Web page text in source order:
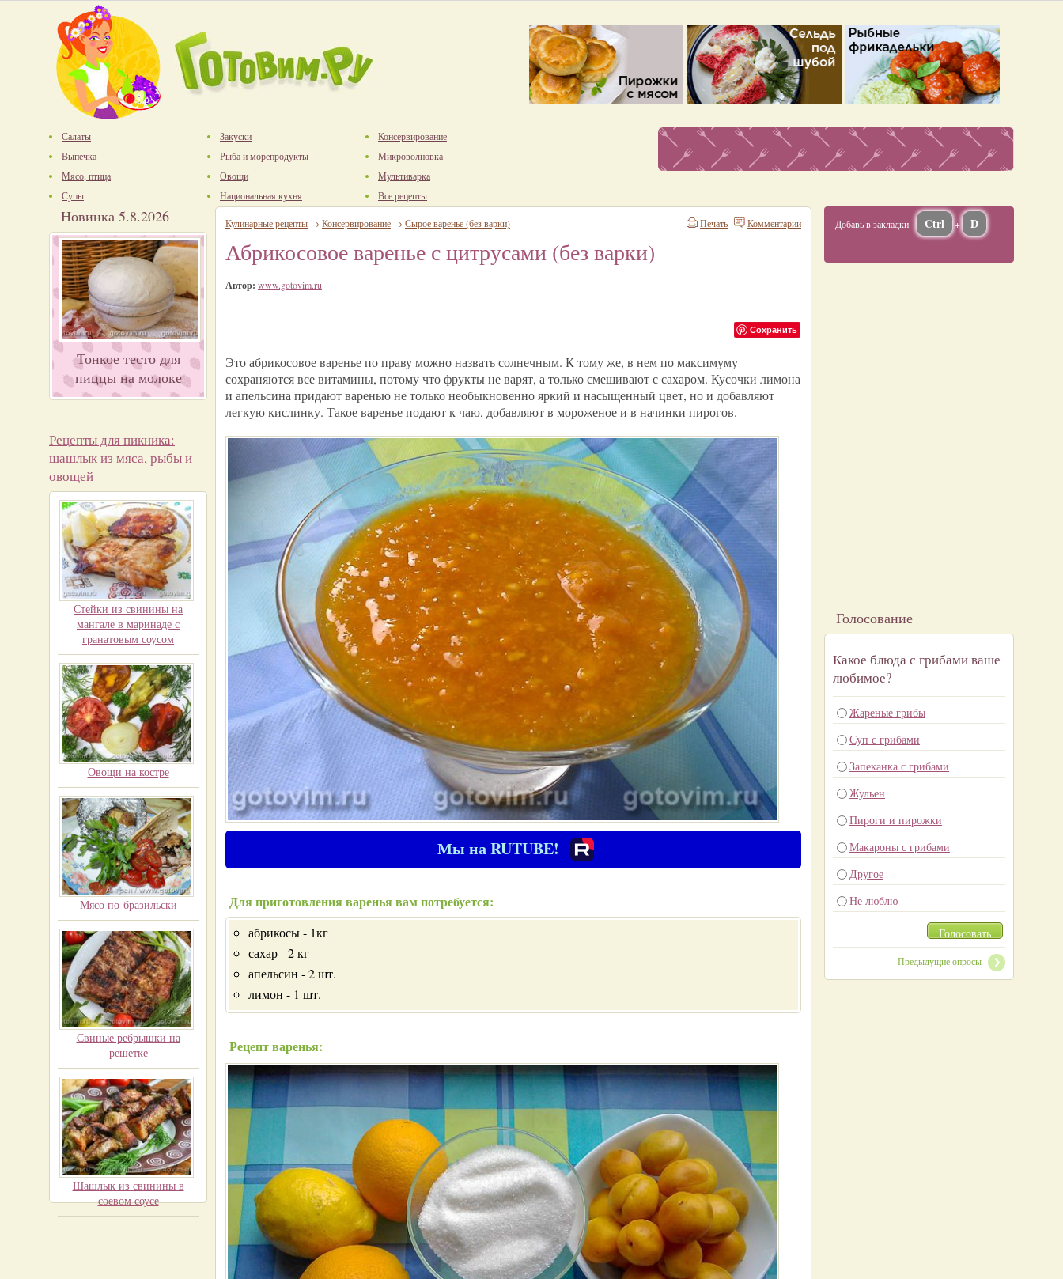
Салаты
Выпечка
Мясо, птица
Супы
Закуски
Рыба и морепродукты
Овощи
Национальная кухня
Консервирование
Микроволновка
Мультиварка
Все рецепты
Новинка 5.8.2026
Тонкое тесто для
пиццы на молоке
Рецепты для пикника:
шашлык из мяса, рыбы и
овощей
Стейки из свинины на
мангале в маринаде с
гранатовым соусом
Овощи на костре
Мясо по-бразильски
Свиные ребрышки на
решетке
Шашлык из свинины в
соевом соусе
Комментарии
Печать
Кулинарные рецепты → Консервирование → Сырое варенье (без варки)
Абрикосовое варенье с цитрусами (без варки)
Автор: www.gotovim.ru
Сохранить
Это абрикосовое варенье по праву можно назвать солнечным. К тому же, в нем по максимуму
сохраняются все витамины, потому что фрукты не варят, а только смешивают с сахаром. Кусочки лимона
и апельсина придают варенью не только необыкновенно яркий и насыщенный цвет, но и добавляют
легкую кислинку. Такое варенье подают к чаю, добавляют в мороженое и в начинки пирогов.
Мы на RUTUBE!
Для приготовления варенья вам потребуется:
абрикосы - 1кг
сахар - 2 кг
апельсин - 2 шт.
лимон - 1 шт.
Рецепт варенья:
Добавь в закладки Ctrl + D
Голосование
Какое блюда с грибами ваше
любимое?
Жареные грибы
Суп с грибами
Запеканка с грибами
Жульен
Пироги и пирожки
Макароны с грибами
Другое
Не люблю
Голосовать
Предыдущие опросы